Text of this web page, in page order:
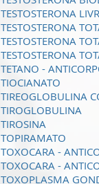
TESTOSTERONA
TESTOSTERONA
TESTOSTERONA
TESTOSTERONA
TETANO -
TIOCIANATO
TIREOGLOBULINA
TIROGLOBULINA
TIROSINA
TOPIRAMATO
TOXOCARA -
TOXOCARA -
TOXOPLASMA